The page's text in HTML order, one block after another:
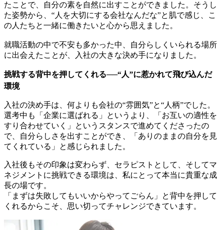
たことで、自分の素を自然に出すことができました。そうし
た姿勢から、“人を大切にする会社なんだな”と肌で感じ、こ
の人たちと一緒に働きたいと心から思えました。
就職活動の中で不安も多かった中、自分らしくいられる場所
に出会えたことが、入社の大きな決め手になりました。
挑戦する背中を押してくれる──“人”に惹かれて飛び込んだ
環境
入社の決め手は、何よりも会社の“雰囲気”と“人柄”でした。
選考中も「企業に選ばれる」というより、「お互いの適性を
すり合わせていく」というスタンスで進めてくださったの
で、自分らしさを出すことができ、「ありのままの自分を見
てくれている」と感じられました。
入社後もその印象は変わらず、セラピストとして、そしてマ
ネジメントに挑戦できる環境は、私にとって本当に貴重な成
長の場です。
「まずは失敗してもいいからやってごらん」と背中を押して
くれるからこそ、思い切ってチャレンジできています。